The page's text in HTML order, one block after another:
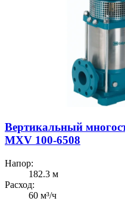
Вертикальный
MXV 100-6508
Напор:
182.3 м
Расход:
60 м³/ч